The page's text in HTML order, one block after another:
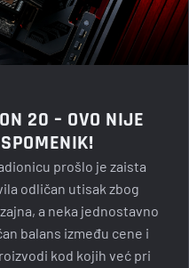
20 – OVO NIJE
prošlo je zaista
odličan utisak zbog
a neka jednostavno
balans između cene i
kod kojih već pri